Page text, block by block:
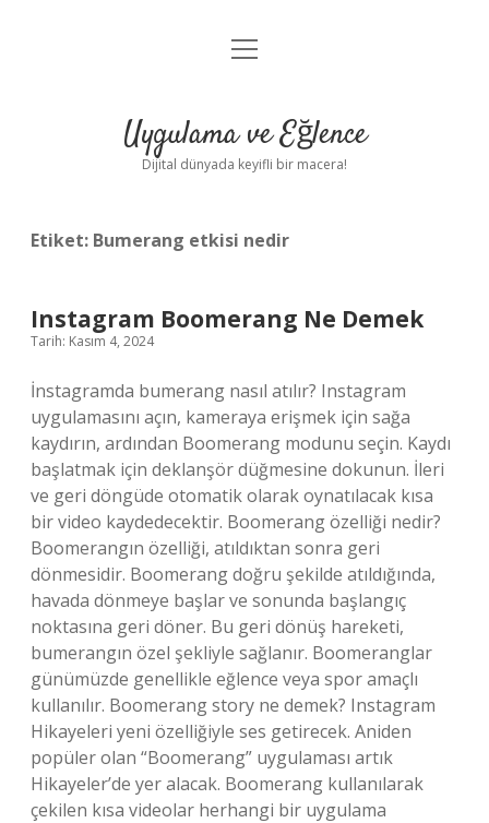
Anasayfa
Yasal Uyarı
menüyü
Uygulama ve Eğlence
Dijital dünyada keyifli bir macera!
Etiket: Bumerang etkisi nedir
Instagram Boomerang Ne Demek
Tarih: Kasım 4, 2024
İnstagramda bumerang nasıl atılır? Instagram
uygulamasını açın, kameraya erişmek için sağa
kaydırın, ardından Boomerang modunu seçin. Kaydı
başlatmak için deklanşör düğmesine dokunun. İleri
ve geri döngüde otomatik olarak oynatılacak kısa
bir video kaydedecektir. Boomerang özelliği nedir?
Boomerangın özelliği, atıldıktan sonra geri
dönmesidir. Boomerang doğru şekilde atıldığında,
havada dönmeye başlar ve sonunda başlangıç ​​
noktasına geri döner. Bu geri dönüş hareketi,
bumerangın özel şekliyle sağlanır. Boomeranglar
günümüzde genellikle eğlence veya spor amaçlı
kullanılır. Boomerang story ne demek? Instagram
Hikayeleri yeni özelliğiyle ses getirecek. Aniden
popüler olan “Boomerang” uygulaması artık
Hikayeler’de yer alacak. Boomerang kullanılarak
çekilen kısa videolar herhangi bir uygulama